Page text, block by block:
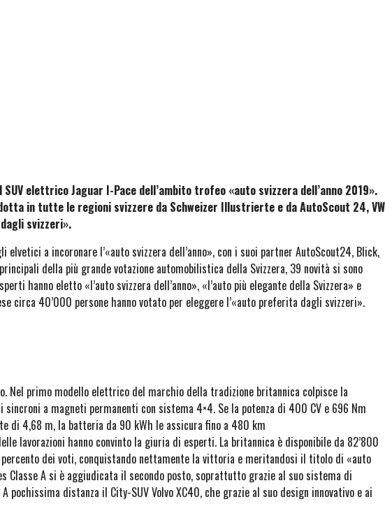
elettrico Jaguar I-Pace dell’ambito trofeo «auto svizzera dell’anno 2019».
in tutte le regioni svizzere da Schweizer Illustrierte e da AutoScout 24, VW
svizzeri».
a incoronare l’«auto svizzera dell’anno», con i suoi partner AutoScout24, Blick,
della più grande votazione automobilistica della Svizzera, 39 novità si sono
hanno eletto «l’auto svizzera dell’anno», «l’auto più elegante della Svizzera» e
circa 40’000 persone hanno votato per eleggere l’«auto preferita dagli svizzeri».
Nel primo modello elettrico del marchio della tradizione britannica colpisce la
a magneti permanenti con sistema 4×4. Se la potenza di 400 CV e 696 Nm
di 4,68 m, la batteria da 90 kWh le assicura fino a 480 km
lavorazioni hanno convinto la giuria di esperti. La britannica è disponibile da 82’800
dei voti, conquistando nettamente la vittoria e meritandosi il titolo di «auto
Classe A si è aggiudicata il secondo posto, soprattutto grazie al suo sistema di
A pochissima distanza il City-SUV Volvo XC40, che grazie al suo design innovativo e ai